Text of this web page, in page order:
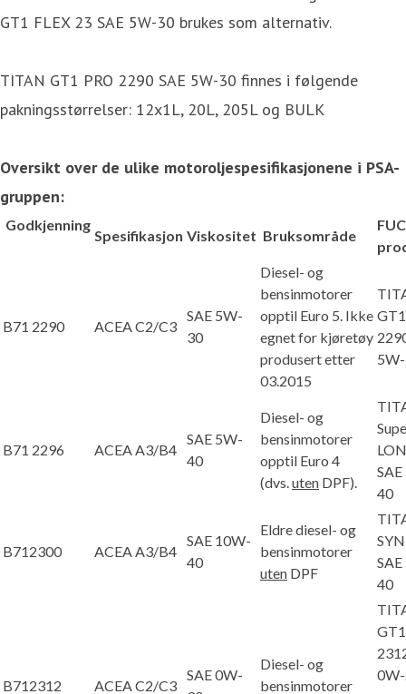
GT1 FLEX 23 SAE 5W-30 brukes som alternativ.
TITAN GT1 PRO 2290 SAE 5W-30 finnes i følgende
pakningsstørrelser: 12x1L, 20L, 205L og BULK
Oversikt over de ulike motoroljespesifikasjonene i PSA-
gruppen:
Godkjenning
Spesifikasjon Viskositet Bruksområde
B71 2290 ACEA C2/C3
SAE 5W-
30
Diesel- og
bensinmotorer
opptil Euro 5. Ikke
egnet for kjøretøy
produsert etter
03.2015
B71 2296 ACEA A3/B4
SAE 5W-
40
Diesel- og
bensinmotorer
opptil Euro 4
(dvs. uten DPF).
40
B712300 ACEA A3/B4
SAE 10W-
40
Eldre diesel- og
bensinmotorer
uten DPF
40
B712312 ACEA C2/C3
SAE 0W-
Diesel- og
bensinmotorer